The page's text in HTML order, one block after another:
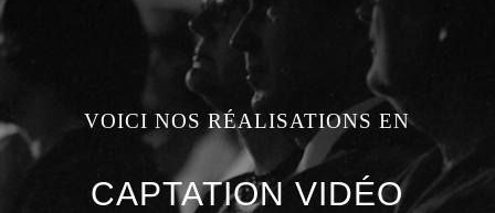
VOICI NOS RÉALISATIONS EN
CAPTATION VIDÉO